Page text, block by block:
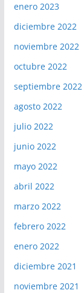
enero 2023
diciembre 2022
noviembre 2022
octubre 2022
septiembre 2022
agosto 2022
julio 2022
junio 2022
mayo 2022
abril 2022
marzo 2022
febrero 2022
enero 2022
diciembre 2021
noviembre 2021